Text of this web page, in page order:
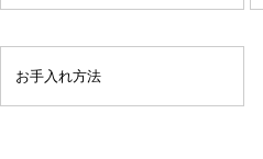
お手入れ方法